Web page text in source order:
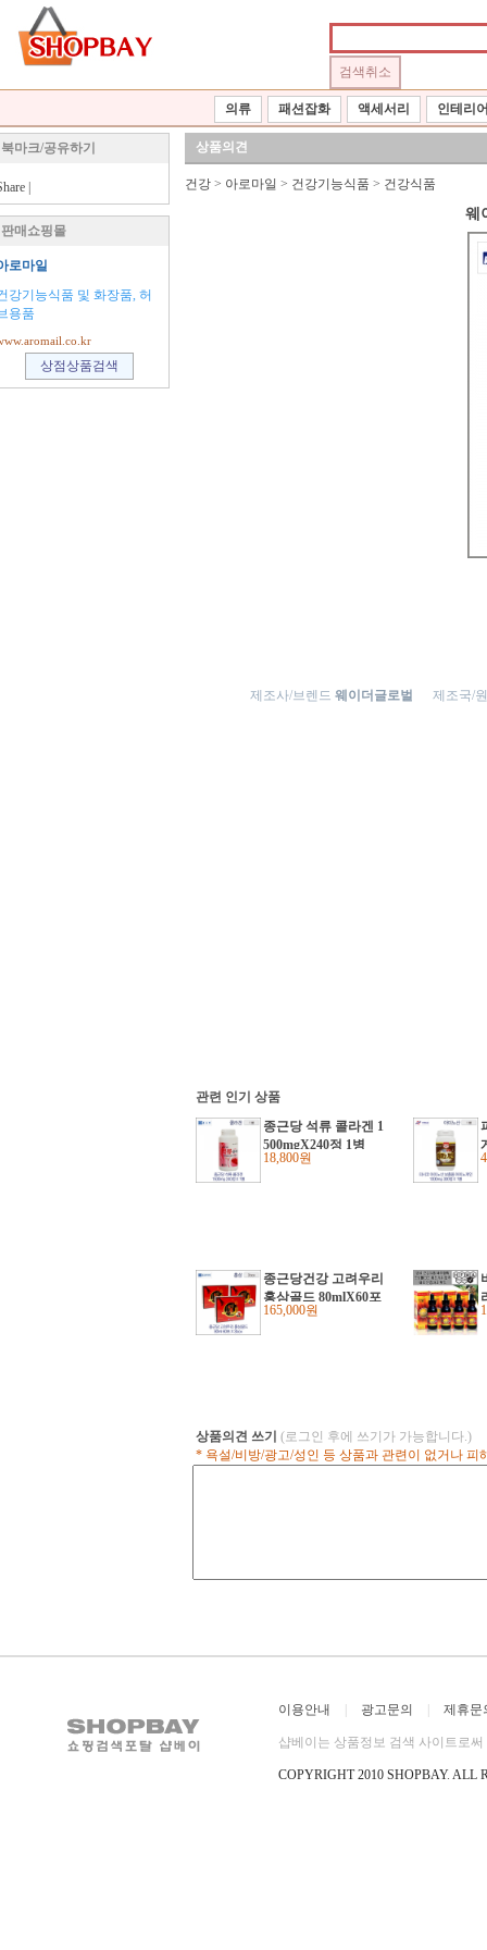
의류 패션잡화 액세서리 인테리
북마크/공유하기
판매쇼핑몰
로마일
강기능식품 및 화장품, 허
용품
상품의견
건강 > 아로마일 > 건강기능식품 > 건강식품
웨
제조사/브렌드 웨이더글로벌 제조국/
관련 인기 상품
종근당 석류 콜라겐 1
500mgX240정 1병
18,800원
종근당건강 고려우리
홍삼골드 80mlX60포
3box
165,000원
상품의견 쓰기 (로그인 후에 쓰기가 가능합니다.)
* 욕설/비방/광고/성인 등 상품과 관련이 없거나
이용안내 광고문의 제휴문
샵베이는 상품정보 검색 사이트로
COPYRIGHT 2010 SHOPBAY. ALL